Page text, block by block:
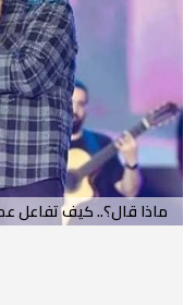
ماذا قال؟.. كيف تفاعل